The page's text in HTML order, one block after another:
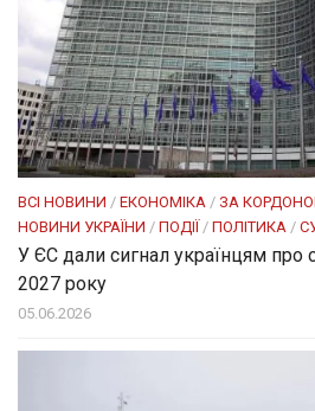
ВСІ НОВИНИ / ЕКОНОМІКА / ЗА
НОВИНИ УКРАЇНИ / ПОДІЇ/ ПОЛІТИКА /
У ЄС дали сигнал українцям про
2027 року
05.06.2026